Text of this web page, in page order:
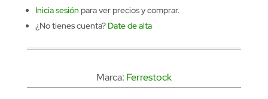
Inicia sesión para ver precios y comprar.
¿No tienes cuenta? Date de alta
Marca: Ferrestock